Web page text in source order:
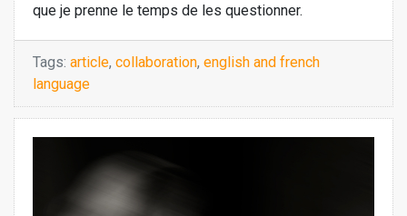
que je prenne le temps de les questionner.
Tags: article, collaboration, english and french
language